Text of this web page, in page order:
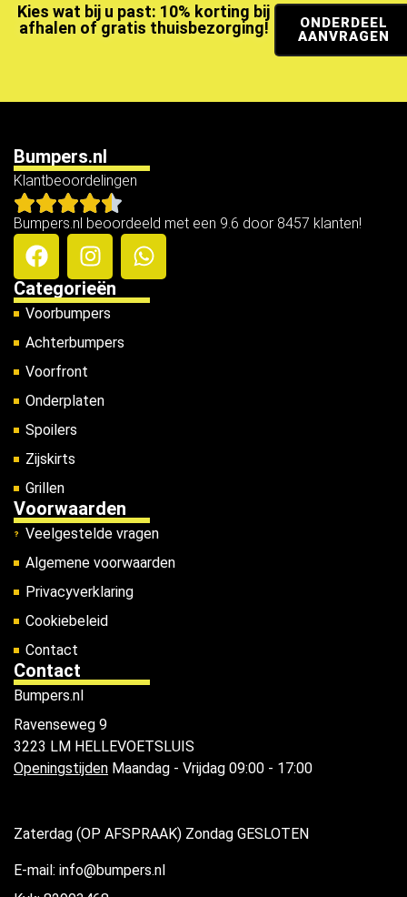
Kies wat bij u past: 10% korting bij
afhalen of gratis thuisbezorging!
ONDERDEEL
AANVRAGEN
Bumpers.nl
Klantbeoordelingen
Bumpers.nl beoordeeld met een 9.6 door 8457 klanten!
Categorieën
Voorbumpers
Achterbumpers
Voorfront
Onderplaten
Spoilers
Zijskirts
Grillen
Voorwaarden
Veelgestelde vragen
Algemene voorwaarden
Privacyverklaring
Cookiebeleid
Contact
Contact
Bumpers.nl
Ravenseweg 9
3223 LM HELLEVOETSLUIS
Openingstijden Maandag - Vrijdag 09:00 - 17:00
Zaterdag (OP AFSPRAAK) Zondag GESLOTEN
E-mail: info@bumpers.nl